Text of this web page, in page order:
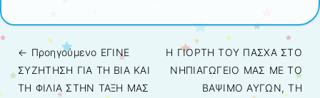
Πλοήγηση άρθρων
← Προηγούμενo ΕΓΙΝΕ
ΣΥΖΗΤΗΣΗ ΓΙΑ ΤΗ ΒΙΑ ΚΑΙ
ΤΗ ΦΙΛΙΑ ΣΤΗΝ ΤΑΞΗ ΜΑΣ
Η ΓΙΟΡΤΗ ΤΟΥ ΠΑΣΧΑ ΣΤΟ
ΝΗΠΙΑΓΩΓΕΙΟ ΜΑΣ ΜΕ ΤΟ
ΒΑΨΙΜΟ ΑΥΓΩΝ, ΤΗ